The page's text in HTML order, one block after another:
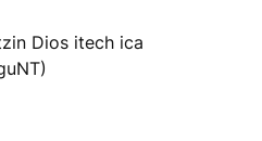
Dios itech ica